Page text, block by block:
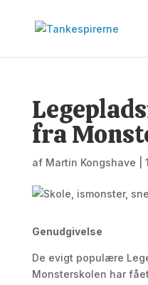
fra
af Martin Kongshave
Genudgivelse
De evigt populære
Monsterskolen har